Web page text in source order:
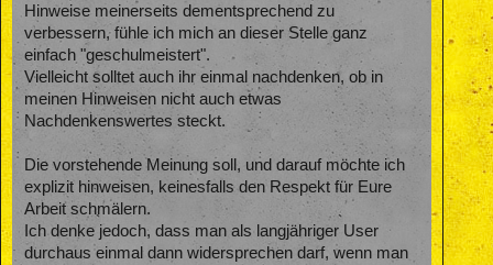
Hinweise meinerseits dementsprechend zu
verbessern, fühle ich mich an dieser Stelle ganz
einfach "geschulmeistert".
Vielleicht solltet auch ihr einmal nachdenken, ob in
meinen Hinweisen nicht auch etwas
Nachdenkenswertes steckt.
Die vorstehende Meinung soll, und darauf möchte ich
explizit hinweisen, keinesfalls den Respekt für Eure
Arbeit schmälern.
Ich denke jedoch, dass man als langjähriger User
durchaus einmal dann widersprechen darf, wenn man